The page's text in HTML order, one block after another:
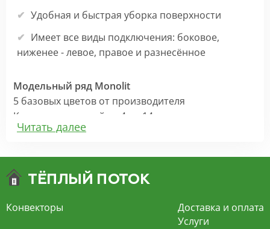
Удобная и быстрая уборка поверхности
Имеет все виды подключения: боковое,
ниженее - левое, правое и разнесённое
Модельный ряд Monolit
5 базовых цветов от производителя
Количество секций от 4 до 14
Высоты: 365, 425, 575 мм
Для комплектации радиатора понадобятся
дополнительно:
каждого цвета)
кран Маевского и заглушка (в моделях с
Читать далее
Конвекторы
Доставка и оплата
Услуги